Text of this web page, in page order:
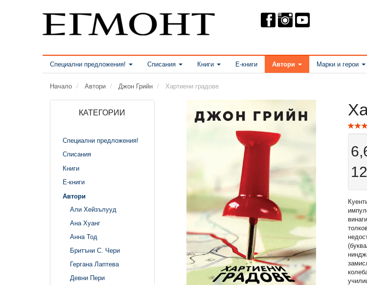
Специални предложения! Списания Книги Е-книги Автори Марки и герои
Начало Автори Джон Грийн Хартиени градове
КАТЕГОРИИ
Специални предложения!
Списания
Книги
Е-книги
Автори
Али Хейзълууд
Ана Хуанг
Анна Тод
Бритъни С. Чери
Гергана Лаптева
Девни Пери